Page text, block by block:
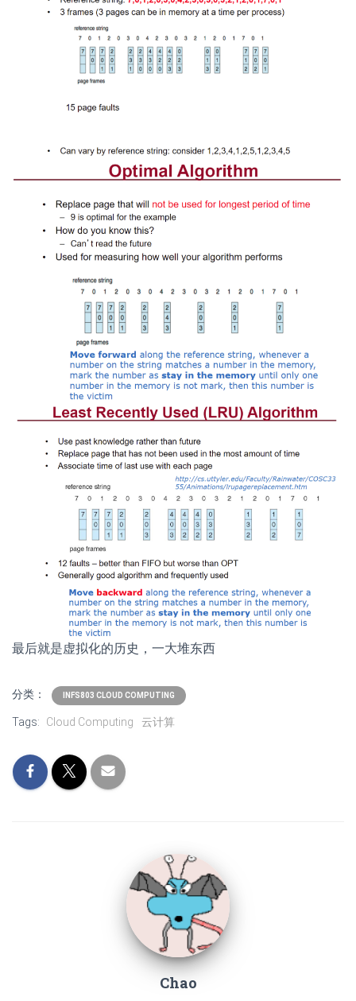
最后就是虚拟化的历史，一大堆东西
分类： INFS803 CLOUD COMPUTING
Tags: Cloud Computing 云计算
Chao